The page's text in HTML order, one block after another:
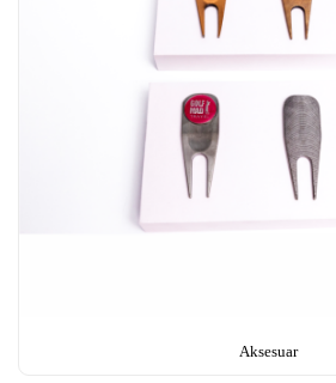
Aksesuar